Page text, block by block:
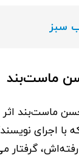
سبز
ماست‌بند
ماست‌بند اثر
اجرای
گرفتار